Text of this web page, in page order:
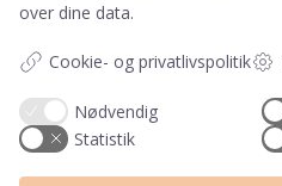
Har du et spørgsmål?
Du kan kontakte vores
+45 60 15 72 04
Telefon & mail besvares I
Mandag – Fredag: 10.00 – 15.00
over dine data.
Cookie- og privatlivspolitik
Nødvendig
Statistik